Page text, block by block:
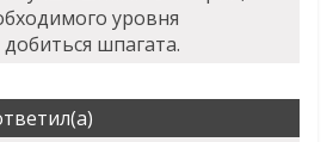
уровня
шпагата.